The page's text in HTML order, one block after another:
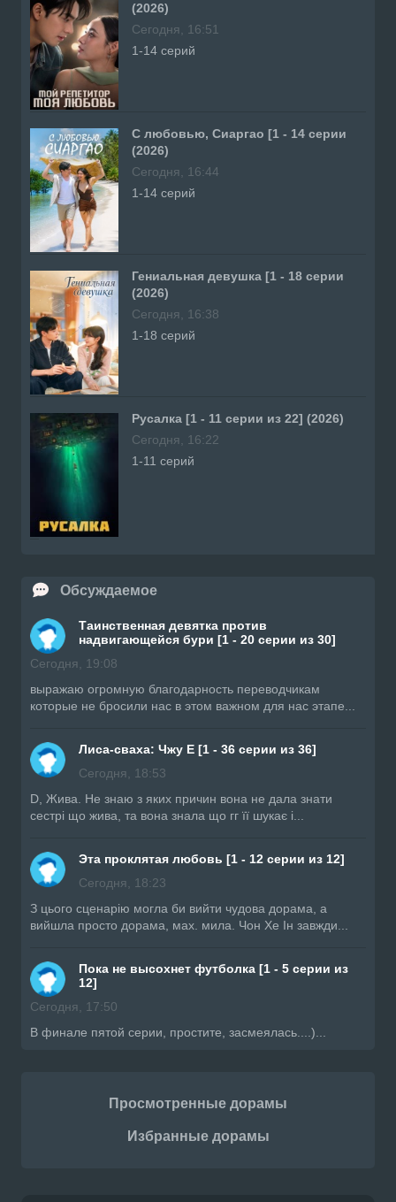
(2026)
Сегодня, 16:51
1-14 серий
С любовью, Сиаргао [1 - 14 серии
(2026)
Сегодня, 16:44
1-14 серий
Гениальная девушка [1 - 18 серии
(2026)
Сегодня, 16:38
1-18 серий
Русалка [1 - 11 серии из 22] (2026)
Сегодня, 16:22
1-11 серий
Обсуждаемое
Таинственная девятка против
надвигающейся бури [1 - 20 серии из 30]
Сегодня, 19:08
выражаю огромную благодарность переводчикам
которые не бросили нас в этом важном для нас этапе...
Лиса-сваха: Чжу Е [1 - 36 серии из 36]
Сегодня, 18:53
D, Жива. Не знаю з яких причин вона не дала знати
сестрі що жива, та вона знала що гг її шукає і...
Эта проклятая любовь [1 - 12 серии из 12]
Сегодня, 18:23
З цього сценарію могла би вийти чудова дорама, а
вийшла просто дорама, мах. мила. Чон Хе Ін завжди...
Пока не высохнет футболка [1 - 5 серии из
12]
Сегодня, 17:50
В финале пятой серии, простите, засмеялась....)...
Просмотренные дорамы
Избранные дорамы